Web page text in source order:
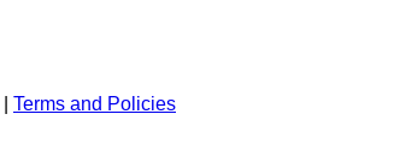
Terms and Policies